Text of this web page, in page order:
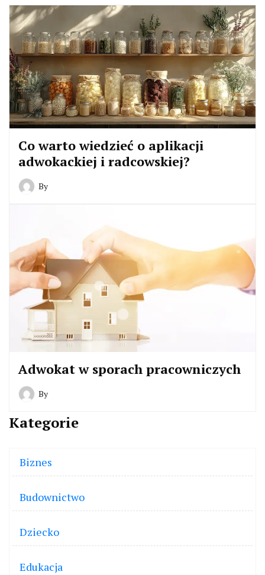
Co warto wiedzieć o aplikacji
adwokackiej i radcowskiej?
By
Adwokat w sporach pracowniczych
By
Kategorie
Biznes
Budownictwo
Dziecko
Edukacja